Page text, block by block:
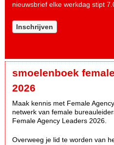
nieuwsbrief elke werkdag stipt
Inschrijven
smoelenboek
2026
Maak kennis met Female
netwerk van female
Female Agency Leaders 2026.
Overweeg je lid te worden van